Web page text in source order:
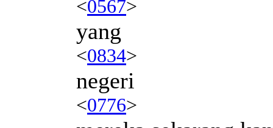
<0567>
yang
<0834>
negeri
<0776>